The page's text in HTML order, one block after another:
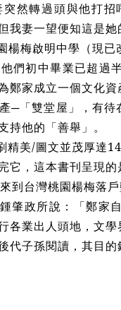
然轉過頭與他打
我妻一望便知這是她
楊梅啟明中學（現
們初中畢業已超過
鄭家成立一個文化
─「雙堂屋」，有
他的「善舉」。
精美/圖文並茂厚達
它，這本書刊呈現
到台灣桃園楊梅落
肇政所說：「鄭家
各業出人頭地，文
代子孫閱讀，其目